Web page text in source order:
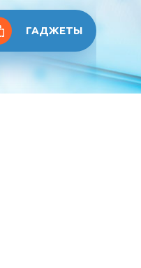
ГАДЖЕТЫ